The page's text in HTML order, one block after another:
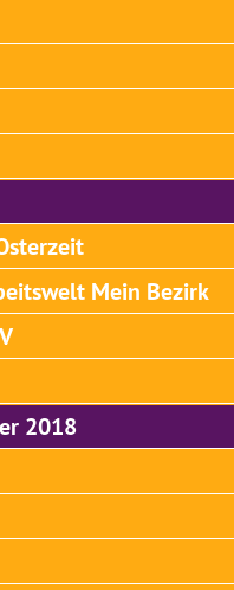
Mein Bezirk
2018